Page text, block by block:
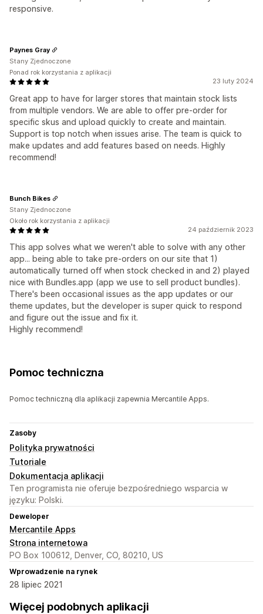
responsive.
23 luty 2024
Great app to have for larger stores that maintain stock lists
from multiple vendors. We are able to offer pre-order for
specific skus and upload quickly to create and maintain.
Support is top notch when issues arise. The team is quick to
make updates and add features based on needs. Highly
recommend!
Paynes Gray
Stany Zjednoczone
Ponad rok korzystania z aplikacji
24 październik 2023
This app solves what we weren't able to solve with any other
app... being able to take pre-orders on our site that 1)
automatically turned off when stock checked in and 2) played
nice with Bundles.app (app we use to sell product bundles).
There's been occasional issues as the app updates or our
theme updates, but the developer is super quick to respond
and figure out the issue and fix it.
Highly recommend!
Bunch Bikes
Stany Zjednoczone
Około rok korzystania z aplikacji
Pomoc techniczna
Pomoc techniczną dla aplikacji zapewnia Mercantile Apps.
Zasoby
Polityka prywatności
Tutoriale
Dokumentacja aplikacji
Ten programista nie oferuje bezpośredniego wsparcia w
języku: Polski.
Deweloper
Mercantile Apps
Strona internetowa
PO Box 100612, Denver, CO, 80210, US
Wprowadzenie na rynek
28 lipiec 2021
Więcej podobnych aplikacji